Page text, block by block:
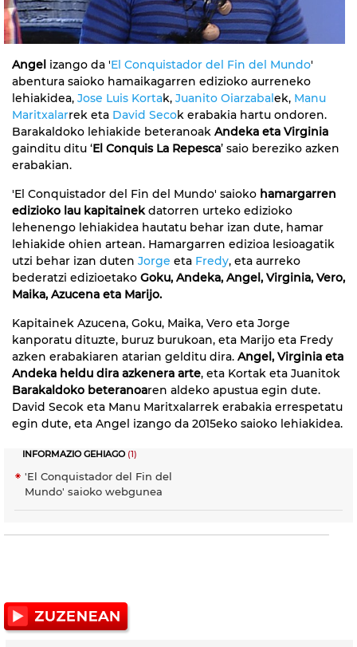
Angel izango da 'El Conquistador del Fin del Mundo'
abentura saioko hamaikagarren edizioko aurreneko
lehiakidea, Jose Luis Kortak, Juanito Oiarzabalek, Manu
Maritxalarrek eta David Secok erabakia hartu ondoren.
Barakaldoko lehiakide beteranoak Andeka eta Virginia
gainditu ditu ‘El Conquis La Repesca’ saio bereziko azken
erabakian.
'El Conquistador del Fin del Mundo' saioko hamargarren
edizioko lau kapitainekdatorren urteko edizioko
lehenengo lehiakidea hautatu behar izan dute, hamar
lehiakide ohien artean. Hamargarren edizioa lesioagatik
utzi behar izan duten Jorge eta Fredy, eta aurreko
bederatzi edizioetako Goku, Andeka, Angel, Virginia, Vero,
Maika, Azucena eta Marijo.
Kapitainek Azucena, Goku, Maika, Vero eta Jorge
kanporatu dituzte, buruz burukoan, eta Marijo eta Fredy
azken erabakiaren atarian gelditu dira. Angel, Virginia eta
Andeka heldu dira azkenera arte, eta Kortak eta Juanitok
Barakaldoko beteranoaren aldeko apustua egin dute.
David Secok eta Manu Maritxalarrek erabakia errespetatu
egin dute, eta Angel izango da 2015eko saioko lehiakidea.
INFORMAZIO GEHIAGO(1)
'El Conquistador del Fin del
Mundo' saioko webgunea